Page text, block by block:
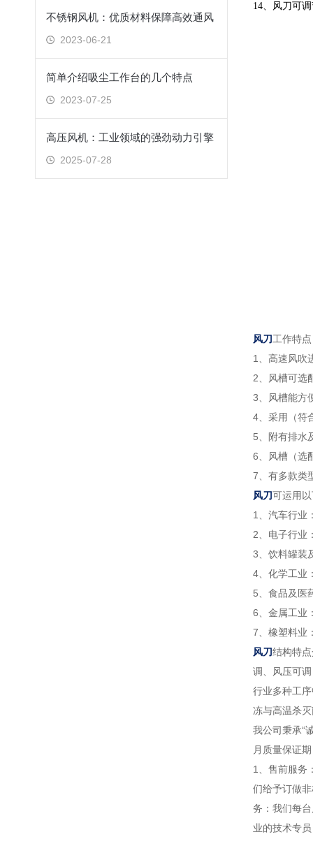
不锈钢风机：优质材料保障高效通风
2023-06-21
简单介绍吸尘工作台的几个特点
2023-07-25
高压风机：工业领域的强劲动力引擎
2025-07-28
14、风刀可
风刀工作特
1、高速风吹
2、风槽可选
3、风槽能方
4、采用（符
5、附有排水
6、风槽（选
7、有多款类
风刀可运用
1、汽车行业
2、电子行业
3、饮料罐装
4、化学工业
5、食品及医
6、金属工业
7、橡塑料业
风刀结构特
调、风压可
行业多种工
冻与高温杀
我公司秉承“
月质量保证
1、售前服务
们给予订做
务：我们每
业的技术专